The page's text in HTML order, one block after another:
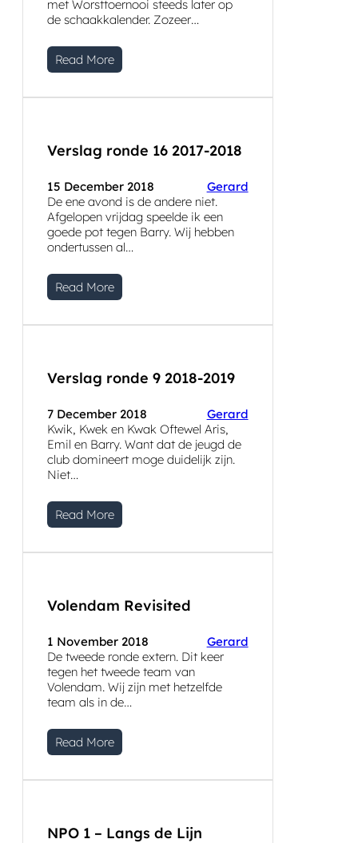
met Worsttoernooi steeds later op
de schaakkalender. Zozeer…
Read More
Verslag ronde 16 2017-2018
15 December 2018
Gerard
De ene avond is de andere niet.
Afgelopen vrijdag speelde ik een
goede pot tegen Barry. Wij hebben
ondertussen al…
Read More
Verslag ronde 9 2018-2019
7 December 2018
Gerard
Kwik, Kwek en Kwak Oftewel Aris,
Emil en Barry. Want dat de jeugd de
club domineert moge duidelijk zijn.
Niet…
Read More
Volendam Revisited
1 November 2018
Gerard
De tweede ronde extern. Dit keer
tegen het tweede team van
Volendam. Wij zijn met hetzelfde
team als in de…
Read More
NPO 1 – Langs de Lijn